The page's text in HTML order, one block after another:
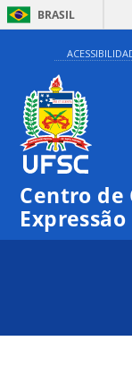
BRASIL
Centro de
Expressão